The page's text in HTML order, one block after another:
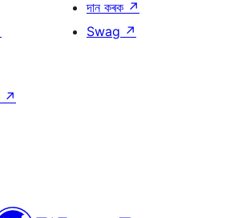
দান কৰক ↗
Swag ↗
↗